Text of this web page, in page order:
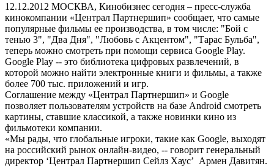
12.12.2012 МОСКВА, Кинобизнес сегодня – пресс-служба
кинокомпании «Централ Партнершип» сообщает, что самые
популярные фильмы ее производства, в том числе: "Бой с
тенью 3", "Два Дня", "Любовь с Акцентом", "Тарас Бульба",
теперь можно смотреть при помощи сервиса Google Play.
Google Play -- это библиотека цифровых развлечений, в
которой можно найти электронные книги и фильмы, а также
более 700 тыс. приложений и игр.
Соглашение между «Централ Партнершип» и Google
позволяет пользователям устройств на базе Android смотреть
картины, ставшие классикой, а также новинки кино из
фильмотеки компании.
«Мы рады, что глобальные игроки, такие как Google, выходят
на российский рынок онлайн-видео, -- говорит генеральный
директор ‘Централ Партнершип Сейлз Хаус’ Армен Давитян.